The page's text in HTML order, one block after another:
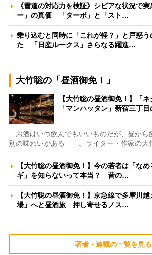
《雪道の対応力を検証》シビアな状況で
ー」の真価 「ターボ」と「スト…
乗り込むと同時に「これが軽？」と戸惑う
た 「日産ルークス」さらなる躍進…
大竹聡の「昼酒御免！」
【大竹聡の昼酒御免！】「ネ
「マンハッタン」新宿三丁
お酒はいつ飲んでもいいものだが、昼から
別の味わいがある――。ライター・作家の大
【大竹聡の昼酒御免！】今の若者は「な
ギ」を知らないって本当？ 昔の…
【大竹聡の昼酒御免！】京急線で多摩川
場」へと昼酒旅 押し寄せるノス…
著者・連載の一覧を見る